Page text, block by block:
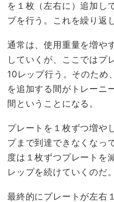
を１枚（左右に）追加し
プを行う。これを繰り返
通常は、使用重量を増や
していくが、ここではプ
10レップ行う。そのため
を追加する間がトレーニ
間ということになる。
プレートを１枚ずつ増や
プまで到達できなくなっ
度は１枚ずつプレートを
レップを続けていくのだ。
最終的にプレートが左右